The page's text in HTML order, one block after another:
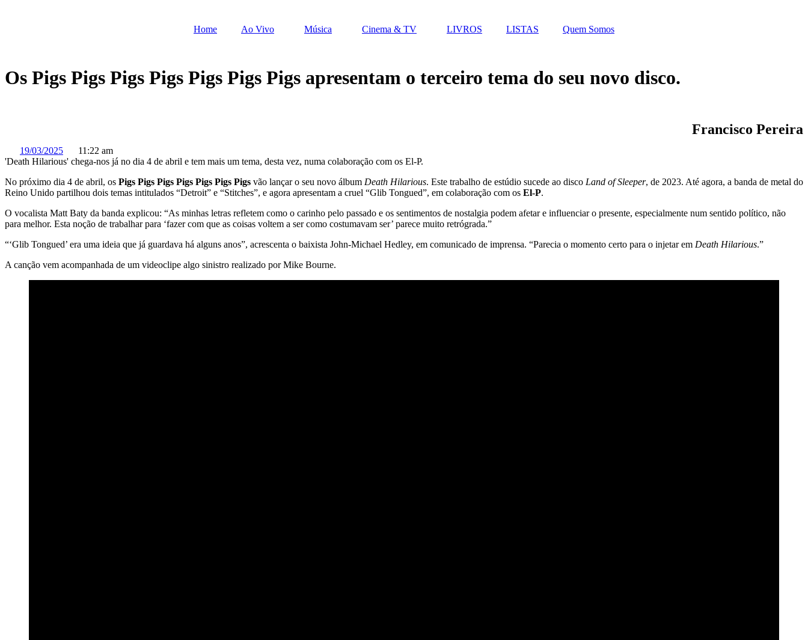
Home Ao Vivo Música Cinema & TV LIVROS LISTAS Quem Somos
Os Pigs Pigs Pigs Pigs Pigs Pigs Pigs apresentam o terceiro tema do seu novo disco.
Francisco Pereira
19/03/2025
11:22 am
'Death Hilarious' chega-nos já no dia 4 de abril e tem mais um tema, desta vez, numa colaboração com os El-P.
No próximo dia 4 de abril, os Pigs Pigs Pigs Pigs Pigs Pigs Pigs vão lançar o seu novo álbum Death Hilarious. Este trabalho de estúdio sucede ao disco Land of Sleeper, de 2023. Até agora, a banda de metal do
Reino Unido partilhou dois temas intitulados “Detroit” e “Stitches”, e agora apresentam a cruel “Glib Tongued”, em colaboração com os El-P.
O vocalista Matt Baty da banda explicou: “As minhas letras refletem como o carinho pelo passado e os sentimentos de nostalgia podem afetar e influenciar o presente, especialmente num sentido político, não
para melhor. Esta noção de trabalhar para ‘fazer com que as coisas voltem a ser como costumavam ser’ parece muito retrógrada.”
“‘Glib Tongued’ era uma ideia que já guardava há alguns anos”, acrescenta o baixista John-Michael Hedley, em comunicado de imprensa. “Parecia o momento certo para o injetar em Death Hilarious.”
A canção vem acompanhada de um videoclipe algo sinistro realizado por Mike Bourne.